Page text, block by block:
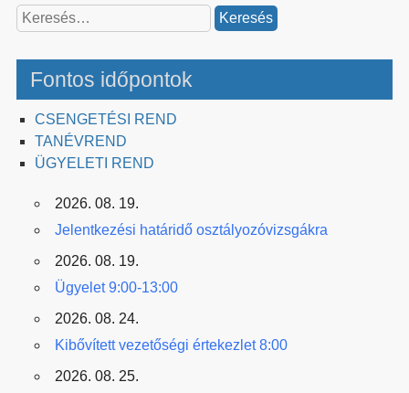
Keresés:
Fontos időpontok
CSENGETÉSI REND
TANÉVREND
ÜGYELETI REND
2026. 08. 19.
Jelentkezési határidő osztályozóvizsgákra
2026. 08. 19.
Ügyelet 9:00-13:00
2026. 08. 24.
Kibővített vezetőségi értekezlet 8:00
2026. 08. 25.